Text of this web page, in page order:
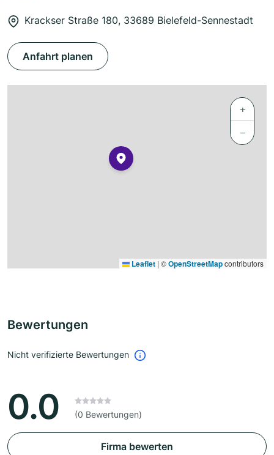
Krackser Straße 180, 33689 Bielefeld-Sennestadt
Anfahrt planen
+
−
Leaflet | ©OpenStreetMapcontributors
Bewertungen
Nicht verifizierte Bewertungen
0.0 (0 Bewertungen)
Firma bewerten